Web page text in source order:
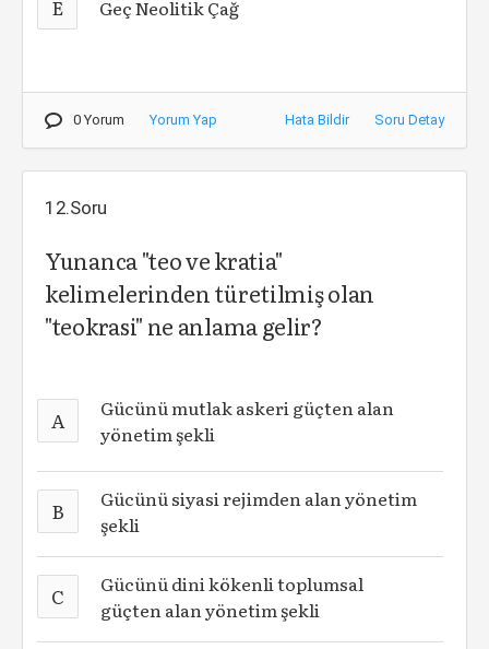
E Geç Neolitik Çağ
0 Yorum Yorum Yap Hata Bildir Soru Detay
12.Soru
Yunanca "teo ve kratia"
kelimelerinden türetilmiş olan
"teokrasi" ne anlama gelir?
A
Gücünü mutlak askeri güçten alan
yönetim şekli
B
Gücünü siyasi rejimden alan yönetim
şekli
C
Gücünü dini kökenli toplumsal
güçten alan yönetim şekli